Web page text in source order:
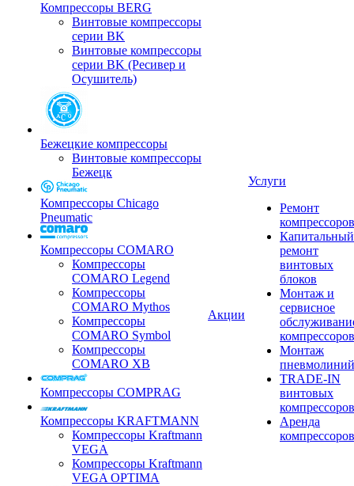
Компрессоры BERG
Винтовые компрессоры
серии BK
Винтовые компрессоры
серии BK (Ресивер и
Осушитель)
Бежецкие компрессоры
Винтовые компрессоры
Бежецк
Компрессоры Chicago
Pneumatic
Компрессоры COMARO
Компрессоры
COMARO Legend
Компрессоры
COMARO Mythos
Компрессоры
COMARO Symbol
Компрессоры
COMARO XB
Компрессоры COMPRAG
Компрессоры KRAFTMANN
Компрессоры Kraftmann
VEGA
Компрессоры Kraftmann
VEGA OPTIMA
Акции
Услуги
Ремонт
компрессоров
Капитальный
ремонт
винтовых
блоков
Монтаж и
сервисное
компрессоров
Монтаж
пневмолиний
TRADE-IN
винтовых
компрессоров
Аренда
компрессоров